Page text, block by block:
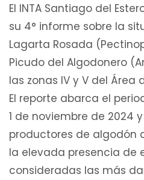
El INTA Santiago del
su 4° informe sobre la
Lagarta Rosada
Picudo del Algodonero
las zonas IV y V del Área
El reporte abarca el
1 de noviembre de 2024
productores de algodón
la elevada presencia de
consideradas las más